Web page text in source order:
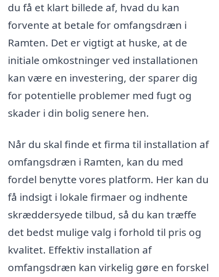
du få et klart billede af, hvad du kan
forvente at betale for omfangsdræn i
Ramten. Det er vigtigt at huske, at de
initiale omkostninger ved installationen
kan være en investering, der sparer dig
for potentielle problemer med fugt og
skader i din bolig senere hen.
Når du skal finde et firma til installation af
omfangsdræn i Ramten, kan du med
fordel benytte vores platform. Her kan du
få indsigt i lokale firmaer og indhente
skræddersyede tilbud, så du kan træffe
det bedst mulige valg i forhold til pris og
kvalitet. Effektiv installation af
omfangsdræn kan virkelig gøre en forskel